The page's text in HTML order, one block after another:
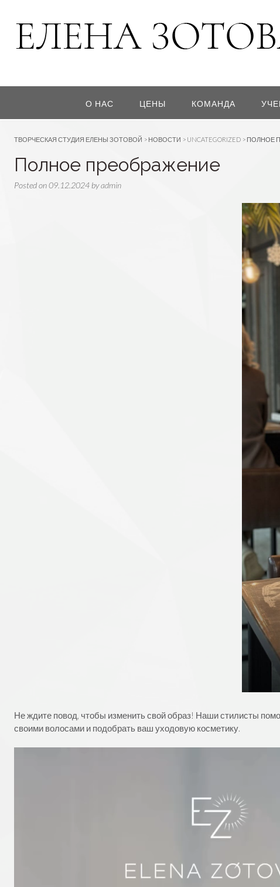
О НАС ЦЕНЫ КОМАНДА
ТВОРЧЕСКАЯ СТУДИЯ ЕЛЕНЫ ЗОТОВОЙ > НОВОСТИ > UNCATEGORIZED > ПОЛНОЕ
Полное преображение
Posted on09.12.2024 byadmin
Не ждите повод, чтобы изменить свой образ! Наши стилисты
своими волосами и подобрать ваш уходовую косметику.